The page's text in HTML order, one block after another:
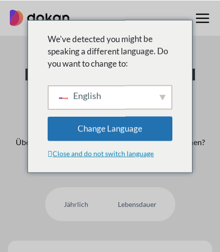
Inhalt
springen
Der Multivendor Nr. 1
Marktplatz für
WordPress
Über 50,000Kunden vertrauen uns, warum nicht Ihnen?
Jährlich Lebensdauer
We've detected you might be
speaking a different language. Do
you want to change to:
English
Change Language
Close and do not switch language